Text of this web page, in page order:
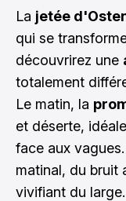
La jetée
qui se
découvrirez une
totalement
Le matin, la
et déserte,
face aux
matinal, du bruit
vivifiant du